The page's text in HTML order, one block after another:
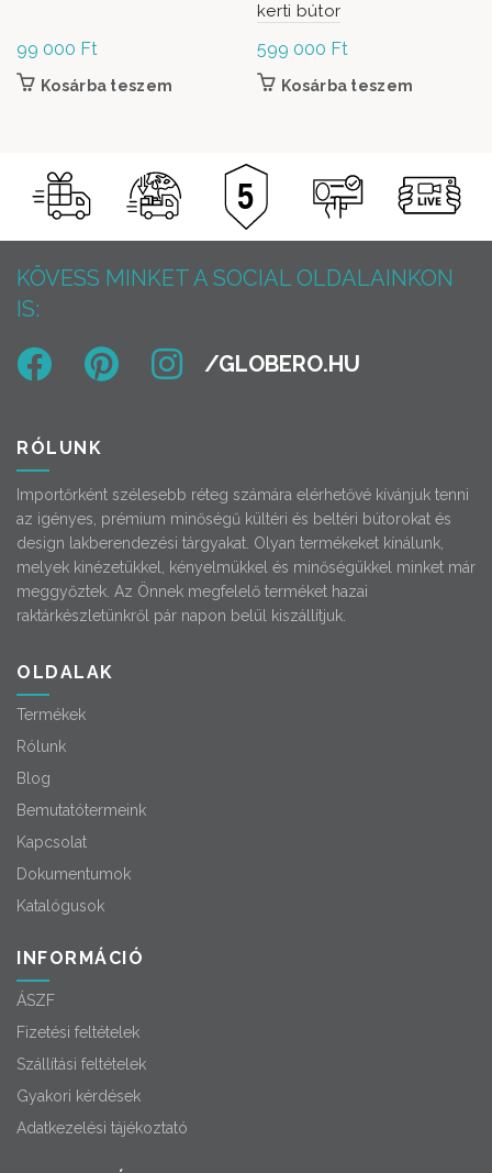
99 000 Ft
Kosárba teszem
kerti bútor
599 000 Ft
Kosárba teszem
KÖVESS MINKET A SOCIAL OLDALAINKON
IS:
RÓLUNK
Importőrként szélesebb réteg számára elérhetővé kívánjuk tenni
az igényes, prémium minőségű kültéri és beltéri bútorokat és
design lakberendezési tárgyakat. Olyan termékeket kínálunk,
melyek kinézetükkel, kényelmükkel és minőségükkel minket már
meggyőztek. Az Önnek megfelelő terméket hazai
raktárkészletünkről pár napon belül kiszállítjuk.
OLDALAK
Termékek
Rólunk
Blog
Bemutatótermeink
Kapcsolat
Dokumentumok
Katalógusok
INFORMÁCIÓ
ÁSZF
Fizetési feltételek
Szállítási feltételek
Gyakori kérdések
Adatkezelési tájékoztató